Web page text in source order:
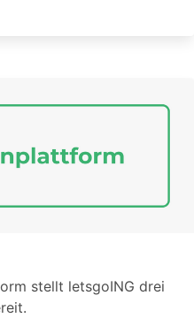
stellt letsgoING drei